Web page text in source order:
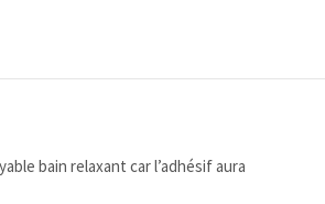
bain relaxant car l’adhésif aura